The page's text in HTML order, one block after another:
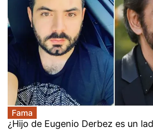
Fama
¿Hijo de Eugenio Derbez es un